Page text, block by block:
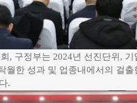
, 구정부는 2024년 선진단위,
월한 성과 및 업종내에서의 걸
.